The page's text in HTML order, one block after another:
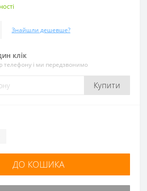
Знайшли дешевше?
клік
телефону і ми передзвонимо
Купити
ДО КОШИКА